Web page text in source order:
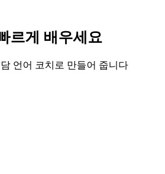
르게 배우세요
언어 코치로 만들어 줍니다